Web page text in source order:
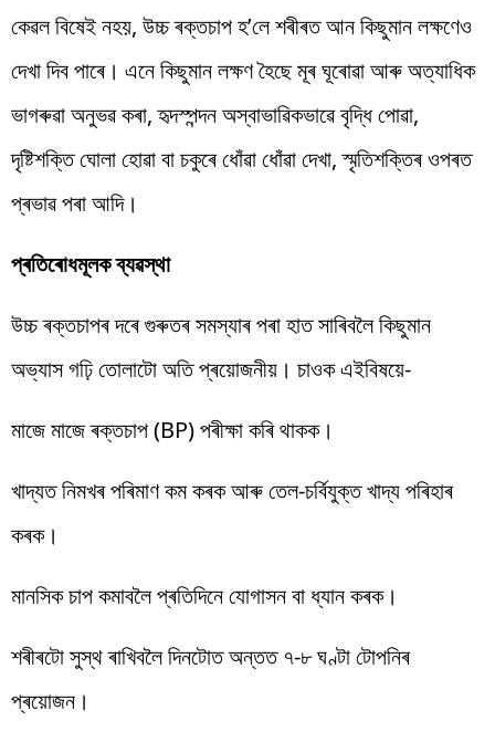
কেৱল বিষেই নহয়, উচ্চ ৰক্তচাপ হ’লে শৰীৰত আন কিছুমান লক্ষণেও
দেখা দিব পাৰে। এনে কিছুমান লক্ষণ হৈছে মূৰ ঘূৰোৱা আৰু অত্যাধিক
ভাগৰুৱা অনুভৱ কৰা, হৃদস্পন্দন অস্বাভাৱিকভাৱে বৃদ্ধি পোৱা,
দৃষ্টিশক্তি ঘোলা হোৱা বা চকুৰে ধোঁৱা ধোঁৱা দেখা, স্মৃতিশক্তিৰ ওপৰত
প্ৰভাৱ পৰা আদি।
প্ৰতিৰোধমূলক ব্যৱস্থা
উচ্চ ৰক্তচাপৰ দৰে গুৰুতৰ সমস্যাৰ পৰা হাত সাৰিবলৈ কিছুমান
অভ্যাস গঢ়ি তোলাটো অতি প্ৰয়োজনীয়। চাওক এইবিষয়ে-
মাজে মাজে ৰক্তচাপ (BP) পৰীক্ষা কৰি থাকক।
খাদ্যত নিমখৰ পৰিমাণ কম কৰক আৰু তেল-চৰ্বিযুক্ত খাদ্য পৰিহাৰ
কৰক।
মানসিক চাপ কমাবলৈ প্ৰতিদিনে যোগাসন বা ধ্যান কৰক।
শৰীৰটো সুস্থ ৰাখিবলৈ দিনটোত অন্তত ৭-৮ ঘণ্টা টোপনিৰ
প্ৰয়োজন।